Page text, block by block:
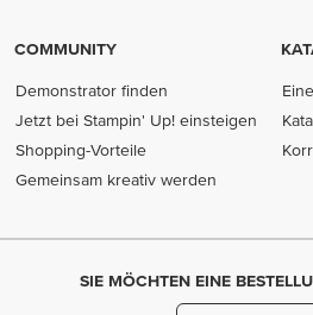
COMMUNITY
Demonstrator finden
Jetzt bei Stampin' Up! einsteigen
Shopping-Vorteile
Gemeinsam kreativ werden
SIE MÖCHTEN EINE